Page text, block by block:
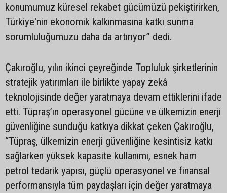
konumumuz küresel rekabet gücümüzü pekiştirirken,
Türkiye'nin ekonomik kalkınmasına katkı sunma
sorumluluğumuzu daha da artırıyor” dedi.
Çakıroğlu, yılın ikinci çeyreğinde Topluluk şirketlerinin
stratejik yatırımları ile birlikte yapay zekâ
teknolojisinde değer yaratmaya devam ettiklerini ifade
etti. Tüpraş’ın operasyonel gücüne ve ülkemizin enerji
güvenliğine sunduğu katkıya dikkat çeken Çakıroğlu,
“Tüpraş, ülkemizin enerji güvenliğine kesintisiz katkı
sağlarken yüksek kapasite kullanımı, esnek ham
petrol tedarik yapısı, güçlü operasyonel ve finansal
performansıyla tüm paydaşları için değer yaratmaya